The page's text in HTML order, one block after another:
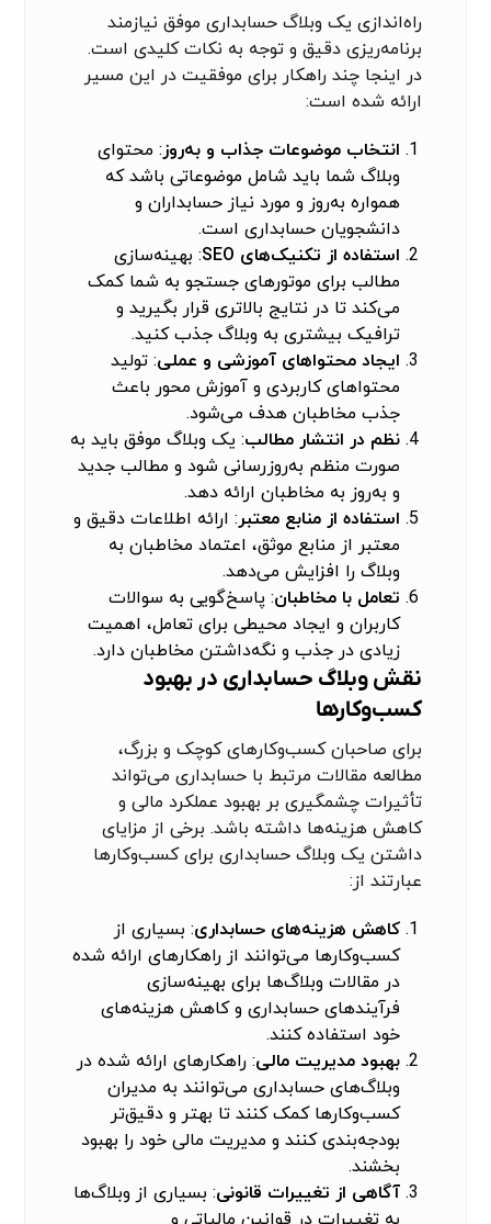
راه‌اندازی یک وبلاگ حسابداری موفق نیازمند
برنامه‌ریزی دقیق و توجه به نکات کلیدی است.
در اینجا چند راهکار برای موفقیت در این مسیر
ارائه شده است:
انتخاب موضوعات جذاب و به‌روز: محتوای
وبلاگ شما باید شامل موضوعاتی باشد که
همواره به‌روز و مورد نیاز حسابداران و
دانشجویان حسابداری است.
استفاده از تکنیک‌های SEO
: بهینه‌سازی
مطالب برای موتورهای جستجو به شما کمک
می‌کند تا در نتایج بالاتری قرار بگیرید و
ترافیک بیشتری به وبلاگ جذب کنید.
ایجاد محتواهای آموزشی و عملی: تولید
محتواهای کاربردی و آموزش محور باعث
جذب مخاطبان هدف می‌شود.
نظم در انتشار مطالب: یک وبلاگ موفق باید به
صورت منظم به‌روزرسانی شود و مطالب جدید
و به‌روز به مخاطبان ارائه دهد.
استفاده از منابع معتبر: ارائه اطلاعات دقیق و
معتبر از منابع موثق، اعتماد مخاطبان به
وبلاگ را افزایش می‌دهد.
تعامل با مخاطبان: پاسخ‌گویی به سوالات
کاربران و ایجاد محیطی برای تعامل، اهمیت
زیادی در جذب و نگه‌داشتن مخاطبان دارد.
نقش وبلاگ حسابداری در بهبود
کسب‌وکارها
برای صاحبان کسب‌وکارهای کوچک و بزرگ،
مطالعه مقالات مرتبط با حسابداری می‌تواند
تأثیرات چشمگیری بر بهبود عملکرد مالی و
کاهش هزینه‌ها داشته باشد. برخی از مزایای
داشتن یک وبلاگ حسابداری برای کسب‌وکارها
عبارتند از:
کاهش هزینه‌های حسابداری: بسیاری از
کسب‌وکارها می‌توانند از راهکارهای ارائه شده
در مقالات وبلاگ‌ها برای بهینه‌سازی
فرآیندهای حسابداری و کاهش هزینه‌های
خود استفاده کنند.
بهبود مدیریت مالی: راهکارهای ارائه شده در
وبلاگ‌های حسابداری می‌توانند به مدیران
کسب‌وکارها کمک کنند تا بهتر و دقیق‌تر
بودجه‌بندی کنند و مدیریت مالی خود را بهبود
بخشند.
آگاهی از تغییرات قانونی: بسیاری از وبلاگ‌ها